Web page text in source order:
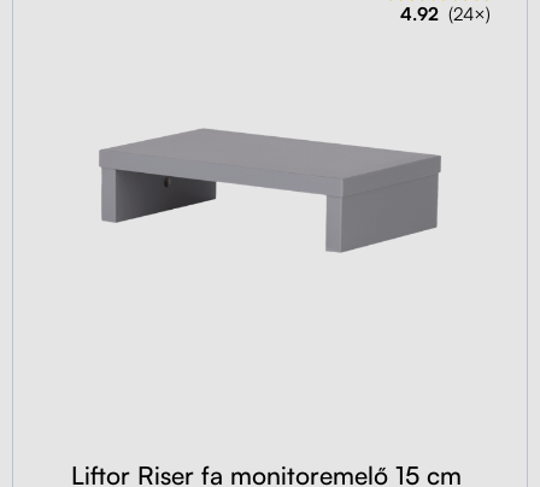
4.92 (24×)
Liftor Riser fa monitoremelő 15 cm